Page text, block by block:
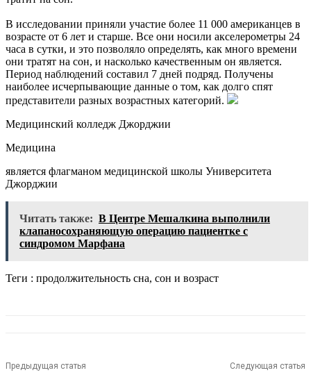
В исследовании приняли участие более 11 000 американцев в
возрасте от 6 лет и старше. Все они носили акселерометры 24
часа в сутки, и это позволяло определять, как много времени
они тратят на сон, и насколько качественным он является.
Период наблюдений составил 7 дней подряд. Получены
наиболее исчерпывающие данные о том, как долго спят
представители разных возрастных категорий.
Медицинский колледж Джорджии
Медицина
является флагманом медицинской школы Университета
Джорджии
Читать также: В Центре Мешалкина выполнили
клапаносохраняющую операцию пациентке с
синдромом Марфана
Теги : продолжительность сна, сон и возраст
Предыдущая статья Следующая статья